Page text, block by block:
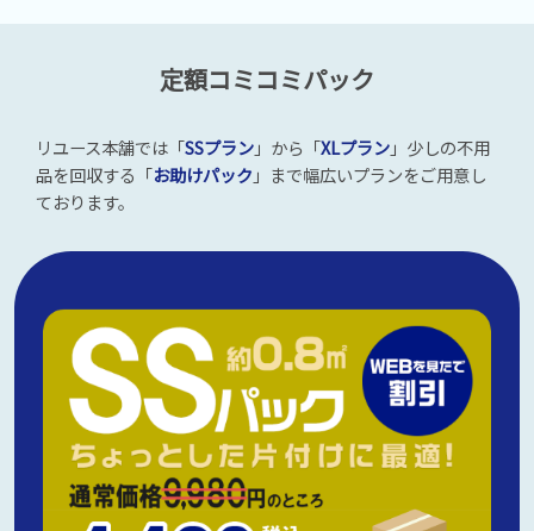
定額コミコミパック
リユース本舗では「SSプラン」から「XLプラン」少しの不用
品を回収する「お助けパック 」まで幅広いプランをご用意し
ております。